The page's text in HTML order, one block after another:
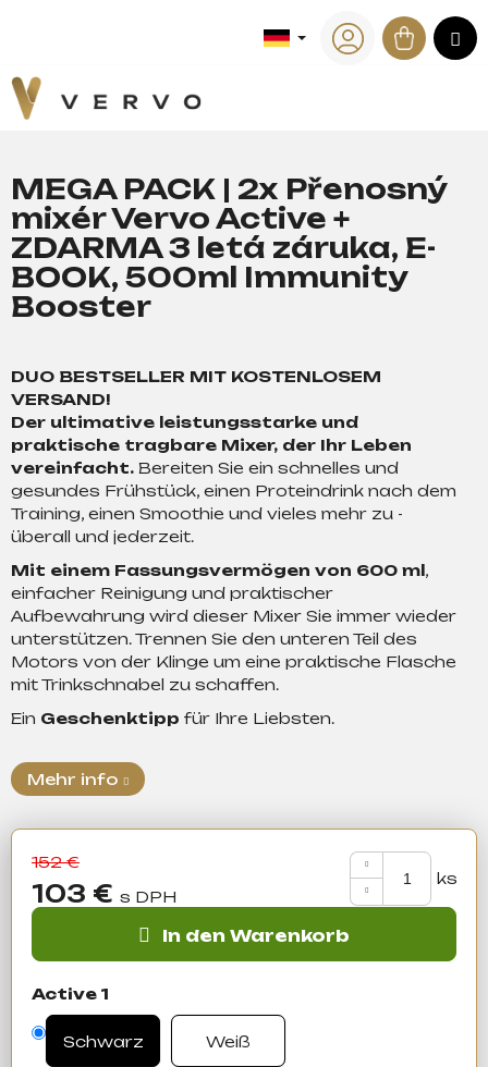
Login
MEGA PACK | 2x Přenosný
mixér Vervo Active +
ZDARMA 3 letá záruka, E-
BOOK, 500ml Immunity
Booster
DUO BESTSELLER MIT KOSTENLOSEM
VERSAND!
Der ultimative leistungsstarke und
praktische tragbare Mixer, der Ihr Leben
vereinfacht. Bereiten Sie ein schnelles und
gesundes Frühstück, einen Proteindrink nach dem
Training, einen Smoothie und vieles mehr zu -
überall und jederzeit.
Mit einem Fassungsvermögen von 600 ml,
einfacher Reinigung und praktischer
Aufbewahrung wird dieser Mixer Sie immer wieder
unterstützen. Trennen Sie den unteren Teil des
Motors von der Klinge um eine praktische Flasche
mit Trinkschnabel zu schaffen.
Ein Geschenktipp für Ihre Liebsten.
Mehr info
152 €
103 €
Verkaufspreis:
In den Warenkorb
Active 1
Schwarz
Weiß
e
o
b
W
s
s
u
c
h
e
S
i
e
?
Suchen
W
i
r
e
m
p
f
h
e
n